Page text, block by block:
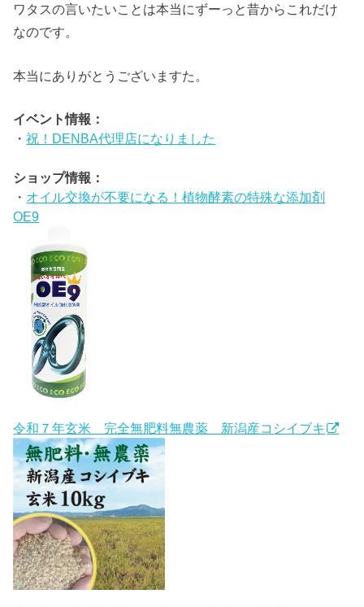
ワタスの言いたいことは本当にずーっと昔からこれだけ
なのです。
本当にありがとうございますた。
イベント情報：
・祝！DENBA代理店になりました
ショップ情報：
・ オイル交換が不要になる！植物酵素の特殊な添加剤
OE9
令和７年玄米 完全無肥料無農薬 新潟産コシイブキ